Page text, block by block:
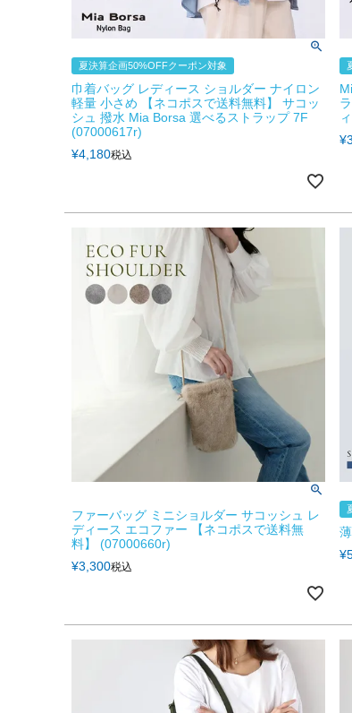
夏決算企画50%OFFクーポン対象
巾着バッグ レディース ショルダー ナイロン
軽量 小さめ 【ネコポスで送料無料】 サコッ
シュ 撥水 Mia Borsa 選べるストラップ 7F
(07000617r)
¥4,180税込
¥
ファーバッグ ミニショルダー サコッシュ レ
ディース エコファー 【ネコポスで送料無
料】 (07000660r)
¥3,300税込
¥